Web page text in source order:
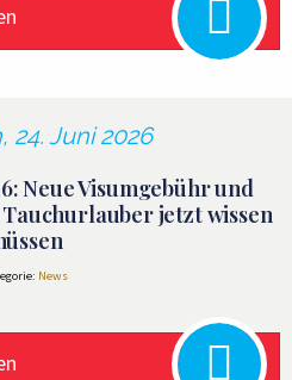
24. Juni 2026
Neue Visumgebühr und
jetzt wissen
News